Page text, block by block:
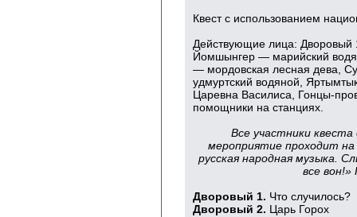
Квест с использованием
Действующие лица: Дворовый
Йомшынгер — марийский
— мордовская лесная дева,
удмуртский водяной,
Царевна Василиса, Гонцы-
помощники на станциях.
Все участники
мероприятие проходит
русская народная музыка.
все
Дворовый 1. Что случилось?
Дворовый 2. Царь Горох